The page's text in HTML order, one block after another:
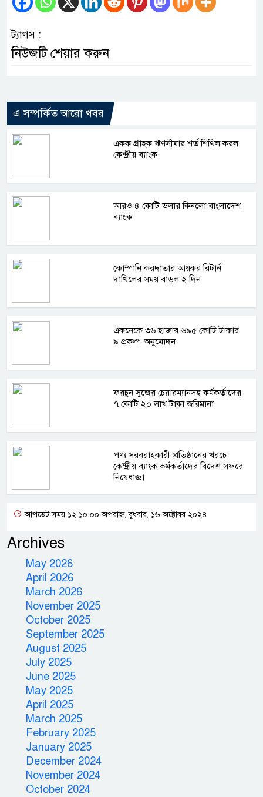
ট্যাগস :
নিউজটি শেয়ার করুন
এ সম্পর্কিত আরো খবর
একক গ্রাহক ঋণসীমার শর্ত শিথিল করল
কেন্দ্রীয় ব্যাংক
আরও ৪ কোটি ডলার কিনলো বাংলাদেশ
ব্যাংক
কোম্পানি করদাতার আয়কর রিটার্ন
দাখিলের সময় বাড়ল ২ দিন
একনেকে ৩৬ হাজার ৬৯৫ কোটি টাকার
৯ প্রকল্প অনুমোদন
ফরচুন সুজের চেয়ারম্যানসহ কর্মকর্তাদের
৭ কোটি ২০ লাখ টাকা জরিমানা
পণ্য সরবরাহকারী প্রতিষ্ঠানের খরচে
কেন্দ্রীয় ব্যাংক কর্মকর্তাদের বিদেশ সফরে
নিষেধাজ্ঞা
আপডেট সময় ১২:১০:০০ অপরাহ্ন, বুধবার, ১৬ অক্টোবর ২০২৪
Archives
May 2026
April 2026
March 2026
November 2025
October 2025
September 2025
August 2025
July 2025
June 2025
May 2025
April 2025
March 2025
February 2025
January 2025
December 2024
November 2024
October 2024